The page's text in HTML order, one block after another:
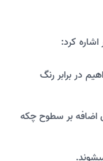
کرد:
در برابر رنگ
اضافه بر سطوح چکه